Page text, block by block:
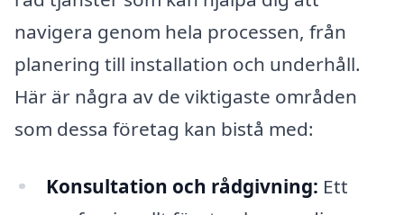
navigera genom hela processen, från
planering till installation och underhåll.
Här är några av de viktigaste områden
som dessa företag kan bistå med:
Konsultation och rådgivning: Ett